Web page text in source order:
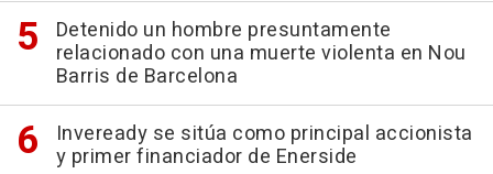
Detenido un hombre presuntamente
relacionado con una muerte violenta en Nou
Barris de Barcelona
Inveready se sitúa como principal accionista
y primer financiador de Enerside